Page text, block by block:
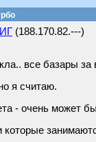
(188.170.82.---)
все базары за
я считаю.
- очень может